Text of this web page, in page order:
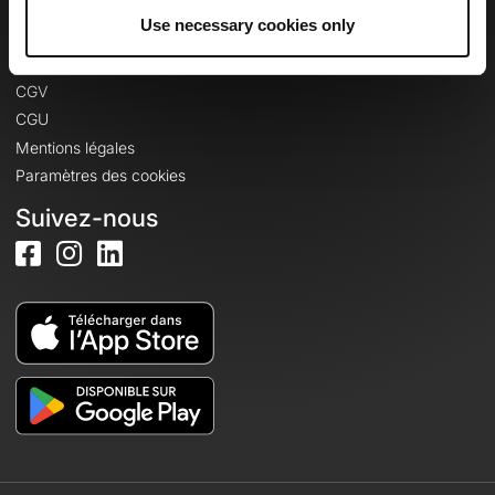
Use necessary cookies only
Informations légales
Politique de confidentialité
CGV
CGU
Mentions légales
Paramètres des cookies
Suivez-nous